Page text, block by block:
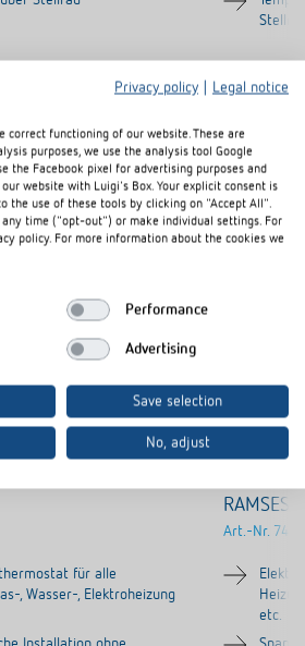
Stellrad
Unterputz
für alle
, Wasser-, Elektroheizung
RAMSES
Privacy policy
Legal notice
correct functioning of our website. These are
purposes, we use the analysis tool Google
the Facebook pixel for advertising purposes and
website with Luigi's Box. Your explicit consent is
the use of these tools by clicking on "Accept All".
any time ("opt-out") or make individual settings. For
policy. For more information about the cookies we
Performance
Advertising
Save selection
No, adjust